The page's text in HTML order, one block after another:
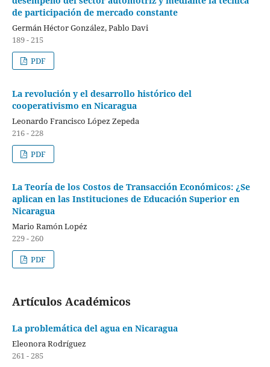
de participación de mercado constante
Germán Héctor González, Pablo Davi
189 - 215
PDF
La revolución y el desarrollo histórico del
cooperativismo en Nicaragua
Leonardo Francisco López Zepeda
216 - 228
PDF
La Teoría de los Costos de Transacción Económicos: ¿Se
aplican en las Instituciones de Educación Superior en
Nicaragua
Mario Ramón Lopéz
229 - 260
PDF
Artículos Académicos
La problemática del agua en Nicaragua
Eleonora Rodríguez
261 - 285